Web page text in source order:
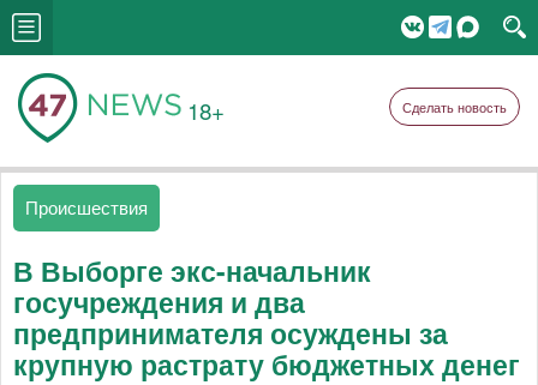
18+ Сделать новость
Происшествия
В Выборге экс-начальник
госучреждения и два
предпринимателя осуждены за
крупную растрату бюджетных денег